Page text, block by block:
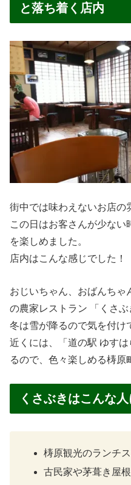
と落ち着く店内
街中では味わえないお店の
この日はお客さんが少な
を楽しめました。
店内はこんな感じでした！
おじいちゃん、おばんちゃ
の農家レストラン 「くさぶ
冬は雪が降るので気を付け
近くには、「道の駅 ゆす
るので、色々楽しめる梼原
くさぶきはこんな
梼原観光のランチ
古民家や茅葺き屋